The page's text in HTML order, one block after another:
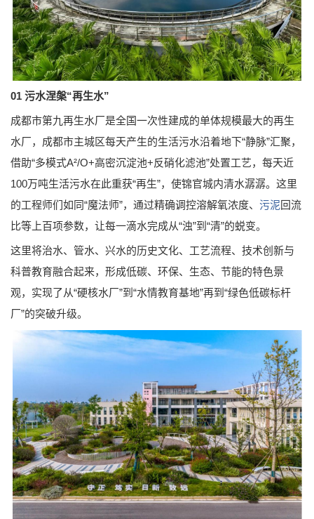
01 污水涅槃“再生水”
成都市第九再生水厂是全国一次性建成的单体规模最大的再生
水厂，成都市主城区每天产生的生活污水沿着地下“静脉”汇聚，
借助“多模式A²/O+高密沉淀池+反硝化滤池”处置工艺，每天近
100万吨生活污水在此重获“再生”，使锦官城内清水潺潺。这里
的工程师们如同“魔法师”，通过精确调控溶解氧浓度、 污泥回流
比等上百项参数，让每一滴水完成从“浊”到“清”的蜕变。
这里将治水、管水、兴水的历史文化、工艺流程、技术创新与
科普教育融合起来，形成低碳、环保、生态、节能的特色景
观，实现了从“硬核水厂”到“水情教育基地”再到“绿色低碳标杆
厂”的突破升级。